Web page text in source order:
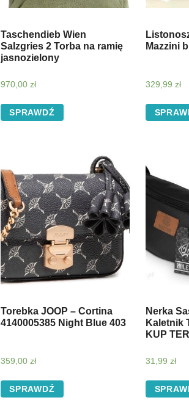
Taschendieb Wien
Salzgries 2 Torba na ramię
jasnozielony
970,00 zł
SPRAWDŹ
Mazzini
329,99zł
Torebka JOOP – Cortina
4140005385 Night Blue 403
359,00 zł
SPRAWDŹ
Nerka
Kaletnik
KUP
31,99zł